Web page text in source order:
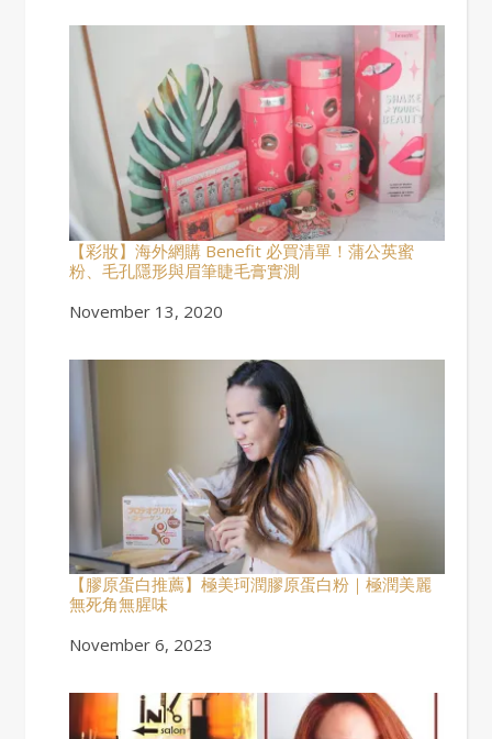
【彩妝】海外網購 Benefit 必買清單！蒲公英蜜
粉、毛孔隱形與眉筆睫毛膏實測
Date
November 13, 2020
【膠原蛋白推薦】極美珂潤膠原蛋白粉｜極潤美麗
無死角無腥味
Date
November 6, 2023